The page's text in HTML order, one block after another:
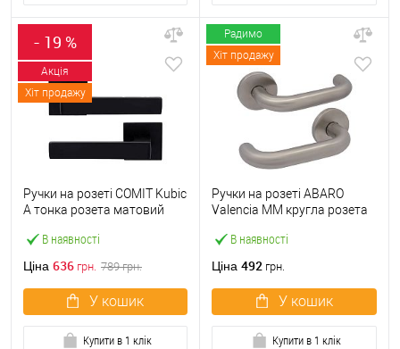
- 19 %
Акція
Хіт продажу
В наявності
Ручки на розеті COMIT Kubic
A тонка розета матовий
Ціна 636 грн. 789грн.
У кошик
Купити в 1 клік
Радимо
Хіт продажу
В наявності
Ручки на розеті ABARO
Valencia MM кругла розета
Ціна 492 грн.
У кошик
Купити в 1 клік